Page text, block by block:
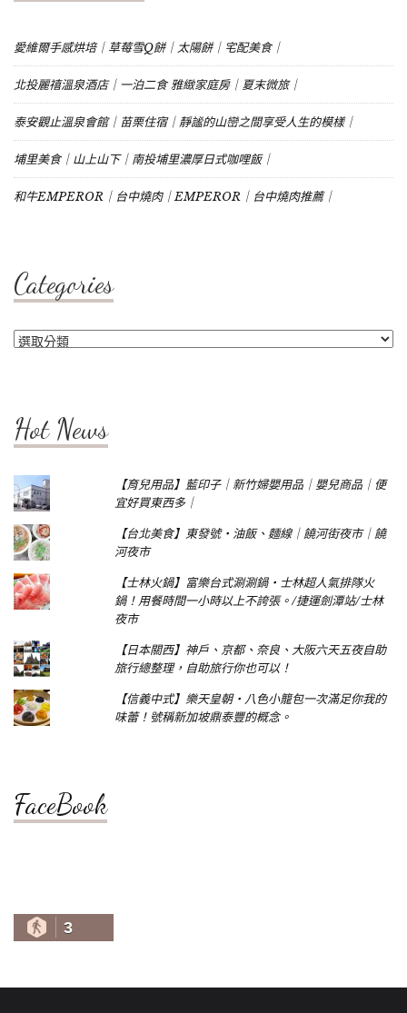
愛維爾手感烘培｜草莓雪Q餅｜太陽餅｜宅配美食｜
北投麗禧溫泉酒店｜一泊二食 雅緻家庭房｜夏末微旅｜
泰安觀止溫泉會館｜苗栗住宿｜靜謐的山巒之間享受人生的模樣｜
埔里美食｜山上山下｜南投埔里濃厚日式咖哩飯｜
和牛EMPEROR｜台中燒肉｜EMPEROR｜台中燒肉推薦｜
Categories
Categories
Hot News
【育兒用品】藍印子｜新竹婦嬰用品｜嬰兒商品｜便
宜好買東西多｜
【台北美食】東發號‧油飯、麵線｜饒河街夜市｜饒
河夜市
【士林火鍋】富樂台式涮涮鍋‧士林超人氣排隊火
鍋！用餐時間一小時以上不誇張。/捷運劍潭站/士林
夜市
【日本關西】神戶、京都、奈良、大阪六天五夜自助
旅行總整理，自助旅行你也可以！
【信義中式】樂天皇朝‧八色小籠包一次滿足你我的
味蕾！號稱新加坡鼎泰豐的概念。
FaceBook
3